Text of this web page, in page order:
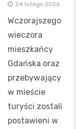
24 lutego 2026
Wczorajszego
wieczora
mieszkańcy
Gdańska oraz
przebywający
w mieście
turyści zostali
postawieni w